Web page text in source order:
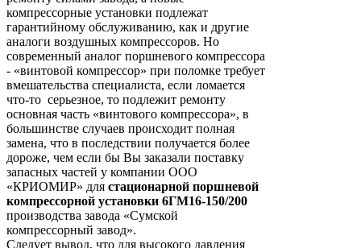
компрессорные установки подлежат
гарантийному обслуживанию, как и другие
аналоги воздушных компрессоров. Но
современный аналог поршневого компрессора
- «винтовой компрессор» при поломке требует
вмешательства специалиста, если ломается
что-то серьезное, то подлежит ремонту
основная часть «винтового компрессора», в
большинстве случаев происходит полная
замена, что в последствии получается более
дороже, чем если бы Вы заказали поставку
запасных частей у компании ООО
«КРИОМИР» для стационарной поршневой
компрессорной установки 6ГМ16-150/200
производства завода «Сумской
компрессорный завод».
Следует вывод, что для высокого давления